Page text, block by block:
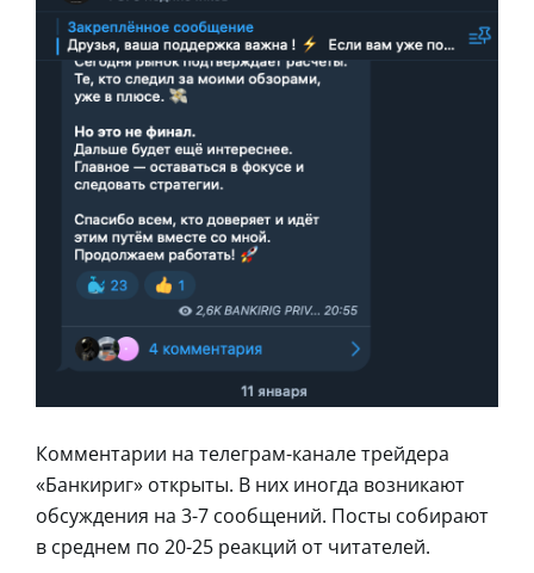
Комментарии на телеграм-канале трейдера
«Банкириг» открыты. В них иногда возникают
обсуждения на 3-7 сообщений. Посты собирают
в среднем по 20-25 реакций от читателей.